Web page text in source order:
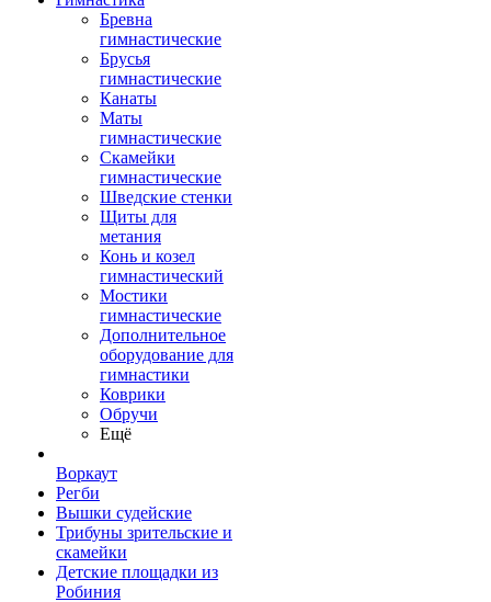
Бревна
гимнастические
Брусья
гимнастические
Канаты
Маты
гимнастические
Скамейки
гимнастические
Шведские стенки
Щиты для
метания
Конь и козел
гимнастический
Мостики
гимнастические
Дополнительное
оборудование для
гимнастики
Коврики
Обручи
Ещё
Воркаут
Регби
Вышки судейские
Трибуны зрительские и
скамейки
Детские площадки из
Робиния